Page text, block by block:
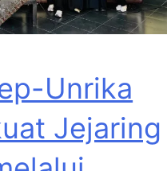
Unrika
Jejaring